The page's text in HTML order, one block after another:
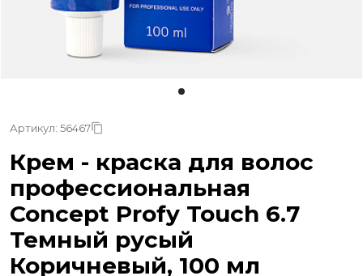
Артикул: 56467
Крем - краска для волос
профессиональная
Concept Profy Touch 6.7
Темный русый
Коричневый, 100 мл